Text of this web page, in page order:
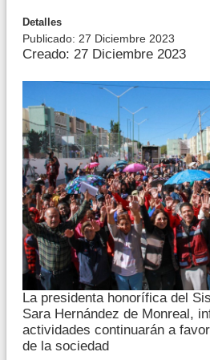
Detalles
Publicado: 27 Diciembre 2023
Creado: 27 Diciembre 2023
La presidenta honorífica del
Sara Hernández de Monreal,
actividades continuarán a
de la sociedad